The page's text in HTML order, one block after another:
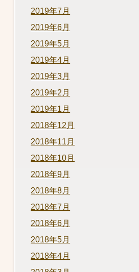
2019年7月
2019年6月
2019年5月
2019年4月
2019年3月
2019年2月
2019年1月
2018年12月
2018年11月
2018年10月
2018年9月
2018年8月
2018年7月
2018年6月
2018年5月
2018年4月